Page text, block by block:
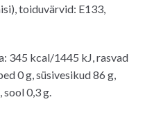
toiduvärvid: E133,
345 kcal/1445 kJ, rasvad
0 g, süsivesikud 86 g,
0,3 g.